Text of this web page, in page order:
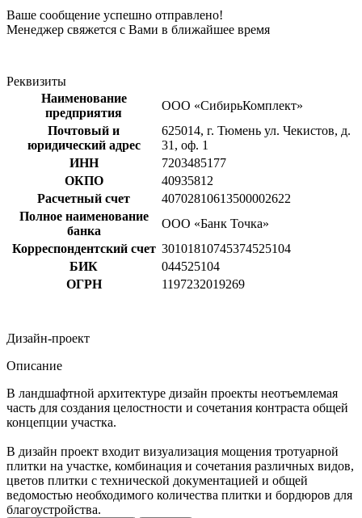
Ваше сообщение успешно отправлено!
Менеджер свяжется с Вами в ближайшее время
Реквизиты
Наименование
предприятия
ООО «СибирьКомплект»
Почтовый и
юридический адрес
625014, г. Тюмень ул. Чекистов, д.
31, оф. 1
ИНН
7203485177
ОКПО
40935812
Расчетный счет
40702810613500002622
Полное наименование
банка
ООО «Банк Точка»
Корреспондентский счет 30101810745374525104
БИК
044525104
ОГРН
1197232019269
Дизайн-проект
Описание
В ландшафтной архитектуре дизайн проекты неотъемлемая
часть для создания целостности и сочетания контраста общей
концепции участка.
В дизайн проект входит визуализация мощения тротуарной
плитки на участке, комбинация и сочетания различных видов,
цветов плитки с технической документацией и общей
ведомостью необходимого количества плитки и бордюров для
благоустройства.